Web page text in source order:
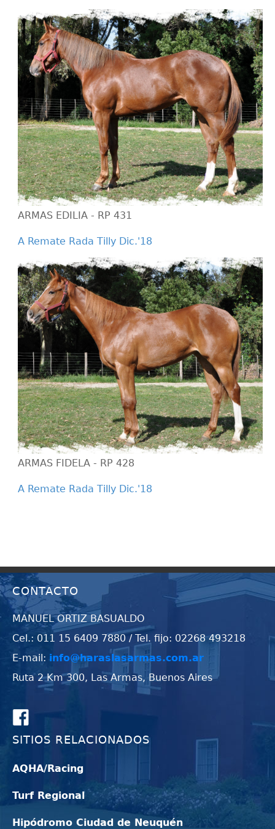
ARMAS EDILIA - RP 431
A Remate Rada Tilly Dic.'18
ARMAS FIDELA - RP 428
A Remate Rada Tilly Dic.'18
CONTACTO
MANUEL ORTIZ BASUALDO
Cel.: 011 15 6409 7880 / Tel. fijo: 02268 493218
E-mail: info@haraslasarmas.com.ar
Ruta 2 Km 300, Las Armas, Buenos Aires
SITIOS RELACIONADOS
AQHA/Racing
Turf Regional
Hipódromo Ciudad de Neuquén